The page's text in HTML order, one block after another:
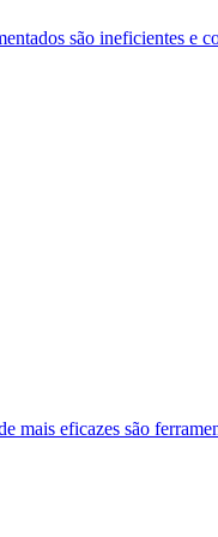
são ineficientes e
mais eficazes são